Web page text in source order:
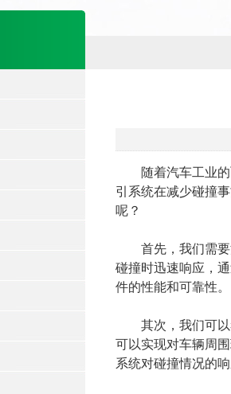
随着汽车工业的
引系统在减少碰撞
呢？
首先，我们需要
碰撞时迅速响应，
件的性能和可靠性。
其次，我们可以
可以实现对车辆周
系统对碰撞情况的